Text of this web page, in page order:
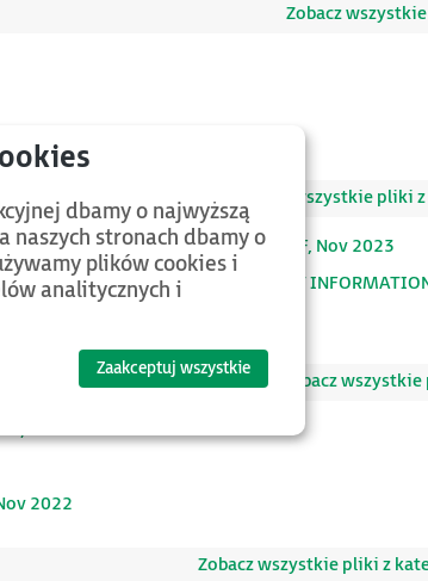
Zobacz
Zobacz wszystkie
(IC695MDL765), IPI, GFK-2591F, Nov 2023
10.91, IMPORTANT PRODUCT
3252A, Aug 2023
Zobacz
Oct 2019
2022
Zobacz wszystkie pliki z
dbamy o najwyższą
naszych stronach dbamy o
plików cookies i
analitycznych i
Zaakceptuj wszystkie